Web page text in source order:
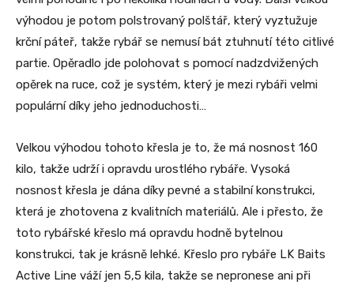
výhodou je potom polstrovaný polštář, který vyztužuje
krční páteř, takže rybář se nemusí bát ztuhnutí této citlivé
partie. Opěradlo jde polohovat s pomocí nadzdvižených
opěrek na ruce, což je systém, který je mezi rybáři velmi
populární díky jeho jednoduchosti…
Velkou výhodou tohoto křesla je to, že má nosnost 160
kilo, takže udrží i opravdu urostlého rybáře. Vysoká
nosnost křesla je dána díky pevné a stabilní konstrukci,
která je zhotovena z kvalitních materiálů. Ale i přesto, že
toto rybářské křeslo má opravdu hodně bytelnou
konstrukci, tak je krásně lehké. Křeslo pro rybáře LK Baits
Active Line váží jen 5,5 kila, takže se nepronese ani při